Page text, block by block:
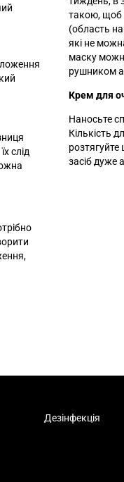
слід
такою, щоб
(область
які не
маску
рушником
Крем для
Наносьте
Кількість
засіб дуже
Дезінфекція